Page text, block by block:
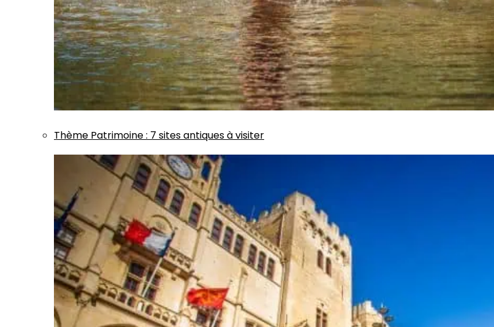
Thème Patrimoine: 7 sites antiques à visiter